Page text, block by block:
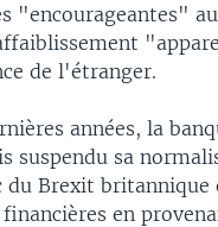
"encourageantes"
de l'étranger.
années, la
suspendu sa
du Brexit britannique
en